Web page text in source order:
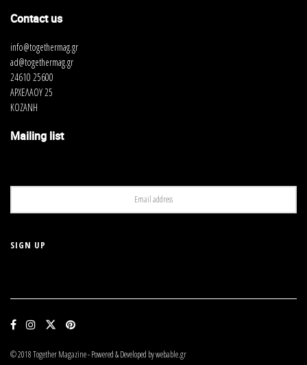
Contact us
info@togethermag.gr
ad@togethermag.gr
24610 25600
ΑΡΧΕΛΑΟΥ 25
ΚΟΖΑΝΗ
Mailing list
© 2018 Together Magazine - Powered & Developed by webable.gr